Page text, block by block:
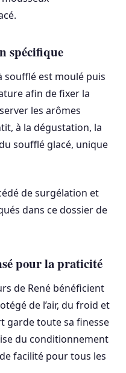
spécifique
soufflé est moulé puis
afin de fixer la
les arômes
à la dégustation, la
soufflé glacé, unique
de surgélation et
dans ce dossier de
pour la praticité
de René bénéficient
de l’air, du froid et
garde toute sa finesse
du conditionnement
facilité pour tous les